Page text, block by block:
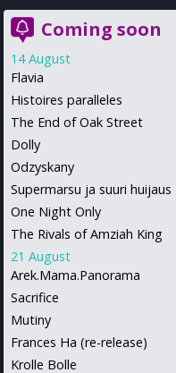
Coming soon
14 August
Flavia
Histoires paralleles
The End of Oak Street
Dolly
Odzyskany
Supermarsu ja suuri huijaus
One Night Only
The Rivals of Amziah King
21 August
Arek.Mama.Panorama
Sacrifice
Mutiny
Frances Ha (re-release)
Krolle Bolle